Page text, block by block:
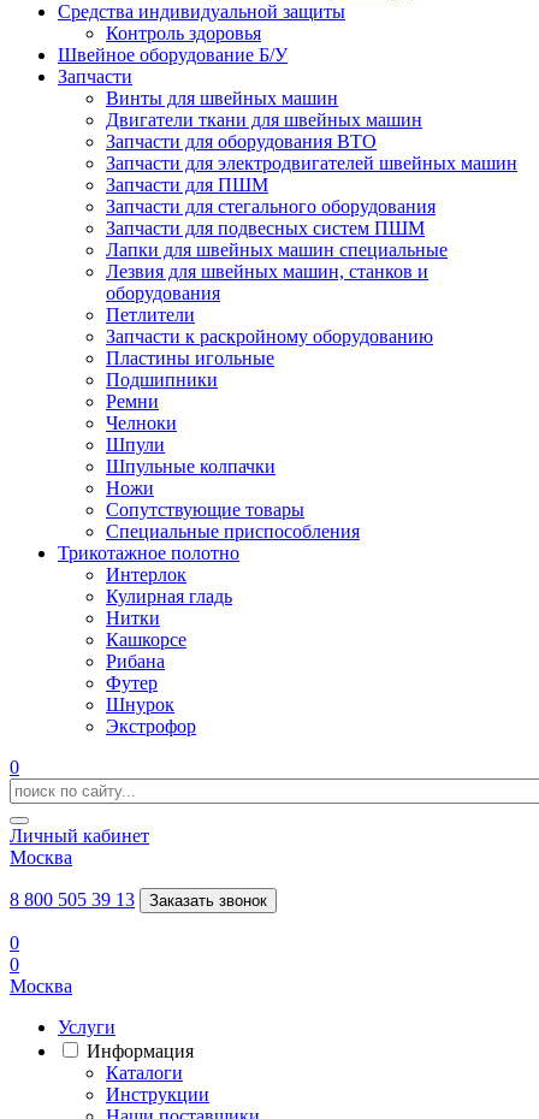
Средства индивидуальной защиты
Контроль здоровья
Швейное оборудование Б/У
Запчасти
Винты для швейных машин
Двигатели ткани для швейных машин
Запчасти для оборудования ВТО
Запчасти для электродвигателей швейных машин
Запчасти для ПШМ
Запчасти для стегального оборудования
Запчасти для подвесных систем ПШМ
Лапки для швейных машин специальные
Лезвия для швейных машин, станков и
оборудования
Петлители
Запчасти к раскройному оборудованию
Пластины игольные
Подшипники
Ремни
Челноки
Шпули
Шпульные колпачки
Ножи
Сопутствующие товары
Специальные приспособления
Трикотажное полотно
Интерлок
Кулирная гладь
Нитки
Кашкорсе
Рибана
Футер
Шнурок
Экстрофор
0
Личный кабинет
Москва
8 800 505 39 13 Заказать звонок
0
0
Москва
Услуги
Информация
Каталоги
Инструкции